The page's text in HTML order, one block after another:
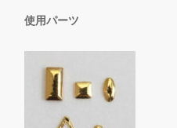
使用パーツ